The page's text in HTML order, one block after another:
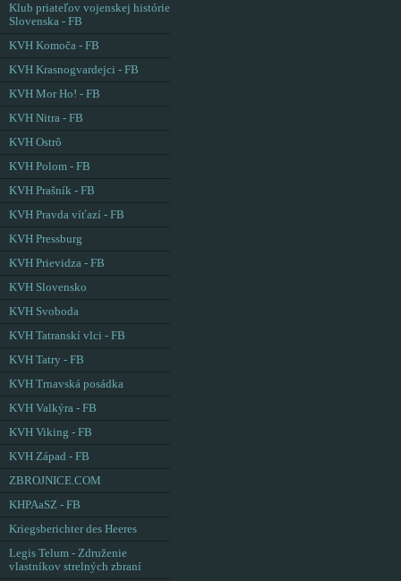
Klub priateľov vojenskej histórie
Slovenska - FB
KVH Komoča - FB
KVH Krasnogvardejci - FB
KVH Mor Ho! - FB
KVH Nitra - FB
KVH Ostrô
KVH Polom - FB
KVH Prašník - FB
KVH Pravda víťazí - FB
KVH Pressburg
KVH Prievidza - FB
KVH Slovensko
KVH Svoboda
KVH Tatranskí vlci - FB
KVH Tatry - FB
KVH Trnavská posádka
KVH Valkýra - FB
KVH Viking - FB
KVH Západ - FB
ZBROJNICE.COM
KHPAaSZ - FB
Kriegsberichter des Heeres
Legis Telum - Združenie
vlastníkov strelných zbraní